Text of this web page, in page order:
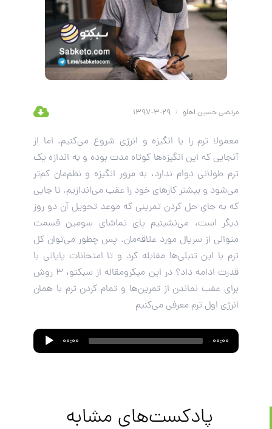
مرتضی حسین اهلو /
معمولا ترم را با انگیزه و انرژی شروع می‌کنیم. اما از
آنجایی که این انگیزه‌ها کوتاه مدت بوده و به اندازه یک
ترم طولانی دوام ندارد، به مرور انگیزه و نظم‌مان کم‌تر
می‌شود و بیشتر کارهای خود را عقب می‌اندازیم. تا جایی
که به جای حل کردن تمرینی که موعد تحویل آن دو روز
دیگر است، می‌نشینیم پای تماشای سومین قسمت
متوالی از سریال مورد علاقه‌مان. پس چطور می‌توان کل
ترم با این تنبلی‌ها مقابله کرد و تا امتحانات پایانی با
قدرت ادامه داد؟ در این میکرومقاله از سبکتو، 3 روش
برای عقب نماندن از تمرین‌ها و تمام کردن ترم با همان
انرژی اول ترم معرفی می‌کنیم
Audio
Player
00:00 00:00
پادکست‌های مشابه